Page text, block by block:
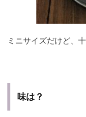
ミニサイズだけど、
味は？